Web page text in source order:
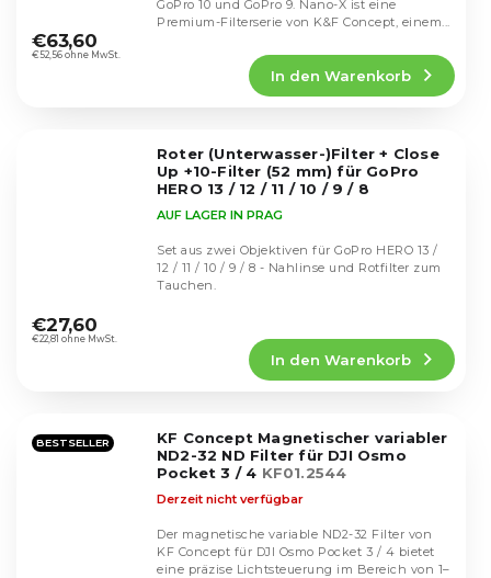
durchschnittliche
Produktbewertung
€52,56 ohne MwSt.
€63,60
In den Warenkorb
GoPro 10 und GoPro 9. Nano-X ist eine
Premium-Filterserie von K&F Concept, einem...
Roter (Unterwasser-)Filter + Close
Up +10-Filter (52 mm) für GoPro
HERO 13 / 12 / 11 / 10 / 9 / 8
durchschnittliche
Produktbewertung
Sternen.
AUF LAGER IN PRAG
€22,81 ohne MwSt.
€27,60
In den Warenkorb
Set aus zwei Objektiven für GoPro HERO 13 /
12 / 11 / 10 / 9 / 8 - Nahlinse und Rotfilter zum
Tauchen.
BESTSELLER
KF Concept Magnetischer variabler
ND2-32 ND Filter für DJI Osmo
Pocket 3 / 4 KF01.2544
Derzeit nicht verfügbar
Der magnetische variable ND2-32 Filter von
KF Concept für DJI Osmo Pocket 3 / 4 bietet
eine präzise Lichtsteuerung im Bereich von 1–